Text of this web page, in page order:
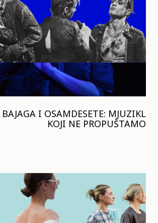
BAJAGA I OSAMDESETE: MJUZIKL
KOJI NE PROPUŠTAMO